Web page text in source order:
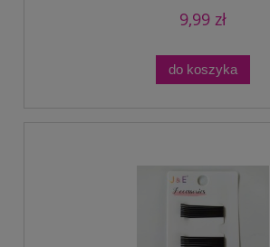
9,99 zł
do koszyka